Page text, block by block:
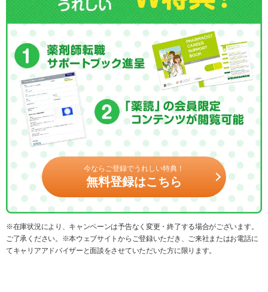
今ならご登録でうれしい特典！
無料登録はこちら
※在庫状況により、キャンペーンは予告なく変更・終了する場合がございます。
ご了承ください。※本ウェブサイトからご登録いただき、ご来社またはお電話に
てキャリアアドバイザーと面談をさせていただいた方に限ります。